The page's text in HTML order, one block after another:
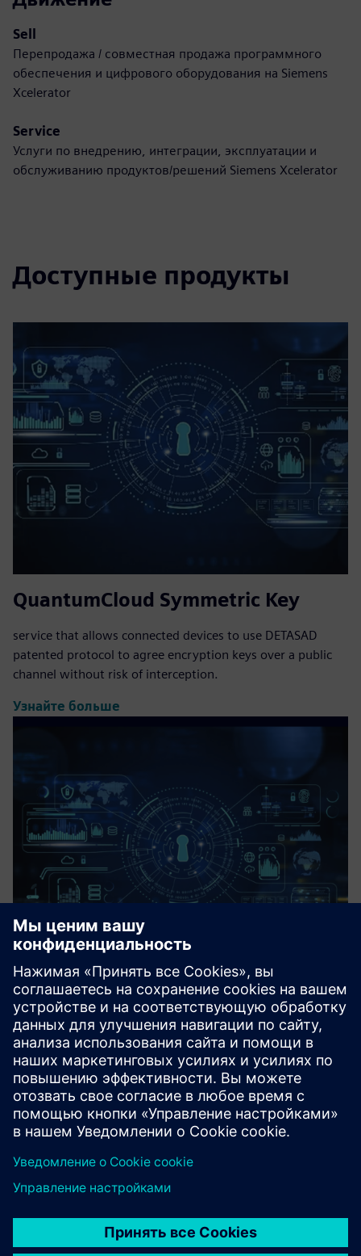
Sell
Перепродажа / совместная продажа программного
обеспечения и цифрового оборудования на Siemens
Xcelerator
Service
Услуги по внедрению, интеграции, эксплуатации и
обслуживанию продуктов/решений Siemens Xcelerator
Доступные продукты
QuantumCloud Symmetric Key
service that allows connected devices to use DETASAD
patented protocol to agree encryption keys over a public
channel without risk of interception.
Узнайте больше
Satellite Connectivity (DETA-
SatConnect)
DETA-SatConnect is designed to provide seamless and
reliable connectivity across Saudi Arabia ensuring your
business staying up and running
Узнайте больше